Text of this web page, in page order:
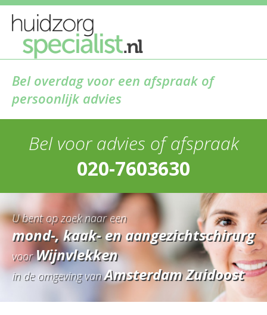
Bel overdag voor een afspraak of
persoonlijk advies
Bel voor advies of afspraak
020-7603630
U bent op zoek naar een
mond-, kaak- en aangezichtschirurg
voorWijnvlekken
in de omgeving vanAmsterdam Zuidoost